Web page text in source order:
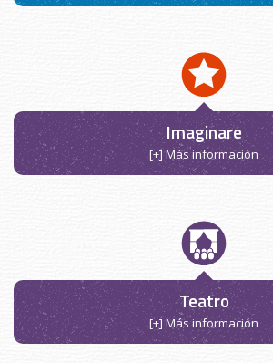
Imaginare
[+] Más información
Teatro
[+] Más información